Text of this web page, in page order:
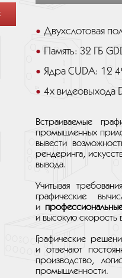
Двухслотовая
Память: 32 ГБ
Ядра CUDA: 12
4x видеовыхода
Встраиваемые
промышленных
вывести
рендеринга,
вывода.
Учитывая
графические
и
и высокую скорость
Графические
и отвечают
производство,
промышленности.